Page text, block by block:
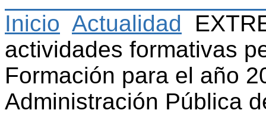
Inicio Actualidad
actividades formativas
Formación para el año
Administración Pública